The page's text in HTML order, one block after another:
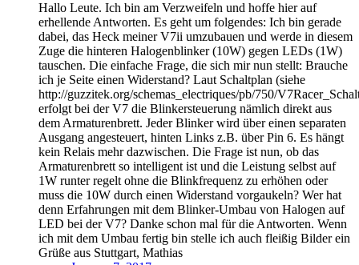
Hallo Leute. Ich bin am Verzweifeln und hoffe hier auf
erhellende Antworten. Es geht um folgendes: Ich bin gerade
dabei, das Heck meiner V7ii umzubauen und werde in diesem
Zuge die hinteren Halogenblinker (10W) gegen LEDs (1W)
tauschen. Die einfache Frage, die sich mir nun stellt: Brauche
ich je Seite einen Widerstand? Laut Schaltplan (siehe
http://guzzitek.org/schemas_electriques/pb/750/
erfolgt bei der V7 die Blinkersteuerung nämlich direkt aus
dem Armaturenbrett. Jeder Blinker wird über einen separaten
Ausgang angesteuert, hinten Links z.B. über Pin 6. Es hängt
kein Relais mehr dazwischen. Die Frage ist nun, ob das
Armaturenbrett so intelligent ist und die Leistung selbst auf
1W runter regelt ohne die Blinkfrequenz zu erhöhen oder
muss die 10W durch einen Widerstand vorgaukeln? Wer hat
denn Erfahrungen mit dem Blinker-Umbau von Halogen auf
LED bei der V7? Danke schon mal für die Antworten. Wenn
ich mit dem Umbau fertig bin stelle ich auch fleißig Bilder ein
Grüße aus Stuttgart, Mathias